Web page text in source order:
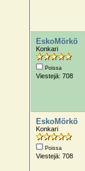
EskoMörkö
Konkari
Poissa
Viestejä: 708
EskoMörkö
Konkari
Poissa
Viestejä: 708